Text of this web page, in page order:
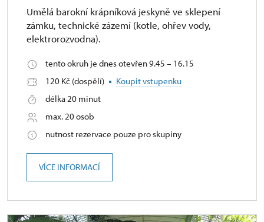
Umělá barokní krápníková jeskyně ve sklepení
zámku, technické zázemí (kotle, ohřev vody,
elektrorozvodna).
tento okruh je dnes otevřen 9.45 – 16.15
120 Kč (dospělí)
Koupit vstupenku
délka 20 minut
max. 20 osob
nutnost rezervace pouze pro skupiny
VÍCE INFORMACÍ